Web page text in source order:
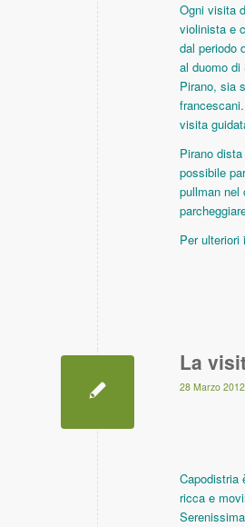
Ogni visita
violinista e
dal periodo
al duomo
Pirano, sia
visita
Pirano
possibile
pullman nel
Per ulteriori
La
28 Marzo 2012
Capodistria
ricca e